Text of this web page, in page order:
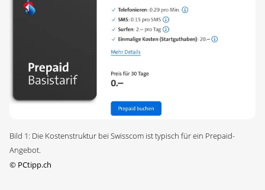
Bild 1: Die Kostenstruktur bei Swisscom ist typisch für ein Prepaid-
Angebot.
© PCtipp.ch